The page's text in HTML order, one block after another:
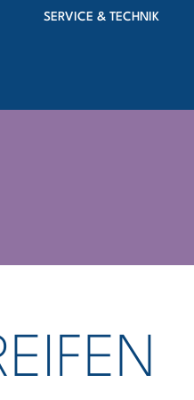
SERVICE & TECHNIK